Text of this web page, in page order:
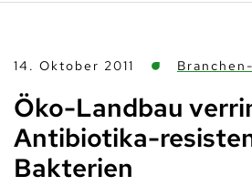
14. Oktober 2011
Öko-Landbau
Antibiotika-
Bakterien